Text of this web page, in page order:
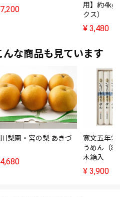
7,200
用】約4kg
クス）
¥ 3,480
な商品も見ています
梨園・宮の梨 あきづ
4,680
寛文五年
うめん（
木箱入
¥ 3,900